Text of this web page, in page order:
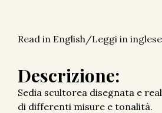
Read in English/Leggi in inglese
Descrizione:
Sedia scultorea disegnata e
di differenti misure e tonalità.